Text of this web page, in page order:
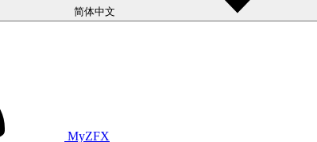
简体中文
MyZFX